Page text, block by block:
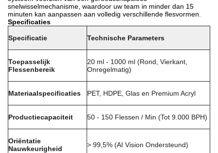
snelwisselmechanisme, waardoor uw team in minder dan 15
minuten kan aanpassen aan volledig verschillende flesvormen.
Specificaties
Specificatie Technische Parameters
Toepasselijk
Flessenbereik
20 ml - 1000 ml (Rond, Vierkant,
Onregelmatig)
Materiaalspecificaties PET, HDPE, Glas en Premium Acryl
Productiecapaciteit 50 - 150 Flessen / Min (Tot 9.000 BPH)
Oriëntatie
Nauwkeurigheid
> 99,5% (AI Vision Ondersteund)